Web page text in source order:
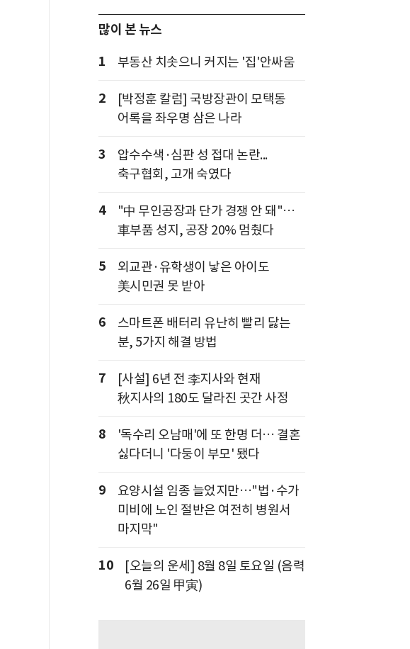
많이 본 뉴스
1
부동산 치솟으니 커지는 '집'안싸움
2
[박정훈 칼럼] 국방장관이 모택동
어록을 좌우명 삼은 나라
3
압수수색·심판 성 접대 논란...
축구협회, 고개 숙였다
4
"中 무인공장과 단가 경쟁 안 돼"…
車부품 성지, 공장 20% 멈췄다
5
외교관·유학생이 낳은 아이도
美시민권 못 받아
6
스마트폰 배터리 유난히 빨리 닳는
분, 5가지 해결 방법
7
[사설] 6년 전 李지사와 현재
秋지사의 180도 달라진 곳간 사정
8
'독수리 오남매'에 또 한명 더… 결혼
싫다더니 '다둥이 부모' 됐다
9
요양시설 임종 늘었지만…"법·수가
미비에 노인 절반은 여전히 병원서
마지막"
10
[오늘의 운세] 8월 8일 토요일 (음력
6월 26일 甲寅)